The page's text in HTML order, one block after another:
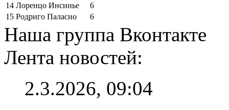
14 Лоренцо Инсинье
6
15 Родриго Паласио 6
Наша группа Вконтакте
Лента новостей:
2.3.2026, 09:04